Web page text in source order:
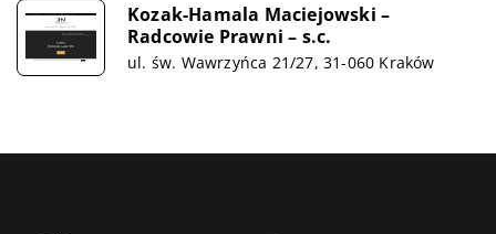
Kozak-Hamala Maciejowski –
Radcowie Prawni – s.c.
ul. św. Wawrzyńca 21/27, 31-060 Kraków